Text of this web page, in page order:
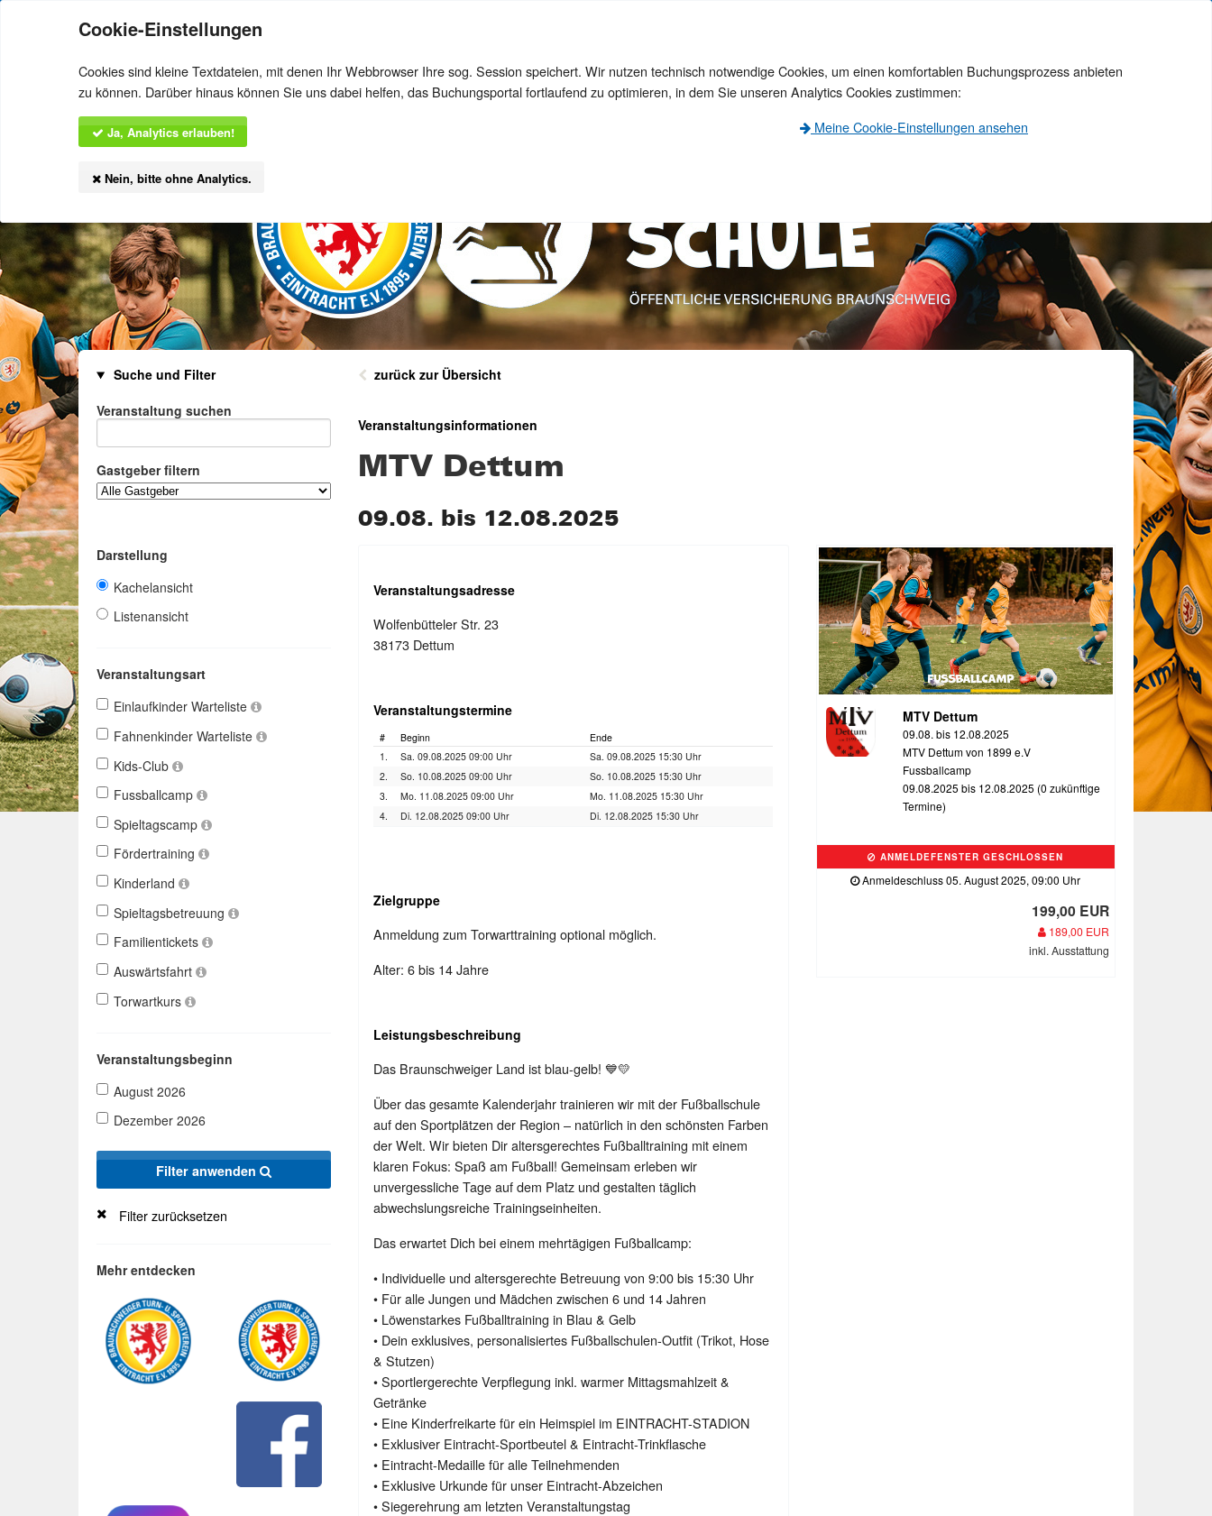
Cookie-Einstellungen
Cookies sind kleine Textdateien, mit denen Ihr Webbrowser Ihre sog. Session speichert. Wir nutzen technisch notwendige Cookies, um einen komfortablen Buchungsprozess anbieten
zu können. Darüber hinaus können Sie uns dabei helfen, das Buchungsportal fortlaufend zu optimieren, in dem Sie unseren Analytics Cookies zustimmen:
Ja, Analytics erlauben!
Nein, bitte ohne Analytics.
Meine Cookie-Einstellungen ansehen
Suche und Filter
Veranstaltung suchen
Gastgeber filtern
Darstellung
Kachelansicht
Listenansicht
Veranstaltungsart
Einlaufkinder Warteliste
Fahnenkinder Warteliste
Kids-Club
Fussballcamp
Spieltagscamp
Fördertraining
Kinderland
Spieltagsbetreuung
Familientickets
Auswärtsfahrt
Torwartkurs
Veranstaltungsbeginn
August 2026
Dezember 2026
Filter anwenden
Filter zurücksetzen
Mehr entdecken
zurück zur Übersicht
Veranstaltungsinformationen
MTV Dettum
09.08. bis 12.08.2025
Veranstaltungsadresse
Wolfenbütteler Str. 23
38173 Dettum
Veranstaltungstermine
# Beginn
Ende
1.
Sa. 09.08.2025 09:00 Uhr
Sa. 09.08.2025 15:30 Uhr
2.
So. 10.08.2025 09:00 Uhr
So. 10.08.2025 15:30 Uhr
3.
Mo. 11.08.2025 09:00 Uhr
Mo. 11.08.2025 15:30 Uhr
4.
Di. 12.08.2025 09:00 Uhr Di. 12.08.2025 15:30 Uhr
Zielgruppe
Anmeldung zum Torwarttraining optional möglich.
Alter: 6 bis 14 Jahre
Leistungsbeschreibung
Das Braunschweiger Land ist blau-gelb! 💙💛
Über das gesamte Kalenderjahr trainieren wir mit der Fußballschule
auf den Sportplätzen der Region – natürlich in den schönsten Farben
der Welt. Wir bieten Dir altersgerechtes Fußballtraining mit einem
klaren Fokus: Spaß am Fußball! Gemeinsam erleben wir
unvergessliche Tage auf dem Platz und gestalten täglich
abwechslungsreiche Trainingseinheiten.
Das erwartet Dich bei einem mehrtägigen Fußballcamp:
• Individuelle und altersgerechte Betreuung von 9:00 bis 15:30 Uhr
• Für alle Jungen und Mädchen zwischen 6 und 14 Jahren
• Löwenstarkes Fußballtraining in Blau & Gelb
• Dein exklusives, personalisiertes Fußballschulen-Outfit (Trikot, Hose
& Stutzen)
• Sportlergerechte Verpflegung inkl. warmer Mittagsmahlzeit &
Getränke
• Eine Kinderfreikarte für ein Heimspiel im EINTRACHT-STADION
• Exklusiver Eintracht-Sportbeutel & Eintracht-Trinkflasche
• Eintracht-Medaille für alle Teilnehmenden
• Exklusive Urkunde für unser Eintracht-Abzeichen
• Siegerehrung am letzten Veranstaltungstag
MTV Dettum
09.08. bis 12.08.2025
MTV Dettum von 1899 e.V
Fussballcamp
09.08.2025 bis 12.08.2025 (0 zukünftige
Termine)
ANMELDEFENSTER GESCHLOSSEN
Anmeldeschluss 05. August 2025, 09:00 Uhr
199,00 EUR
189,00 EUR
inkl. Ausstattung